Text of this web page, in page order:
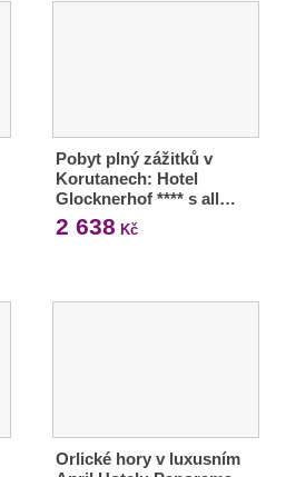
Pobyt plný zážitků v
Korutanech: Hotel
Glocknerhof **** s all…
2 638 Kč
Orlické hory v luxusním